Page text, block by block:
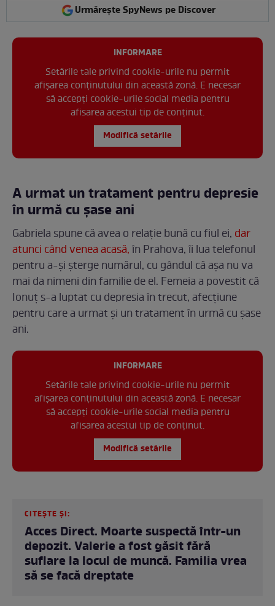
Urmărește SpyNews pe Discover
INFORMARE
Setările tale privind cookie-urile nu permit
afișarea conținutului din această zonă. E necesar
să accepți cookie-urile social media pentru
afisarea acestui tip de conținut.
Modifică setările
A urmat un tratament pentru depresie
în urmă cu șase ani
Gabriela spune că avea o relație bună cu fiul ei, dar
atunci când venea acasă,în Prahova, îi lua telefonul
pentru a-și șterge numărul, cu gândul că așa nu va
mai da nimeni din familie de el. Femeia a povestit că
Ionuț s-a luptat cu depresia în trecut, afecțiune
pentru care a urmat și un tratament în urmă cu șase
ani.
INFORMARE
Setările tale privind cookie-urile nu permit
afișarea conținutului din această zonă. E necesar
să accepți cookie-urile social media pentru
afisarea acestui tip de conținut.
Modifică setările
CITEȘTE ȘI:
Acces Direct. Moarte suspectă într-un
depozit. Valerie a fost găsit fără
suflare la locul de muncă. Familia vrea
să se facă dreptate